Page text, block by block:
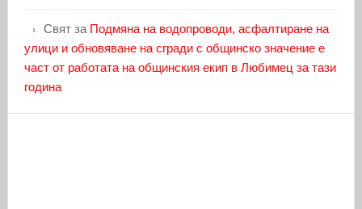
Святза Подмяна на водопроводи, асфалтиране на
улици и обновяване на сгради с общинско значение е
част от работата на общинския екип в Любимец за тази
година